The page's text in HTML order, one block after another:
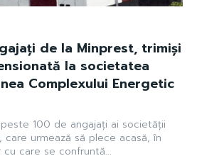
de la Minprest, trimiși
la societatea
Complexului Energetic
100 de angajați ai societății
care urmează să plece acasă, în
care se confruntă...